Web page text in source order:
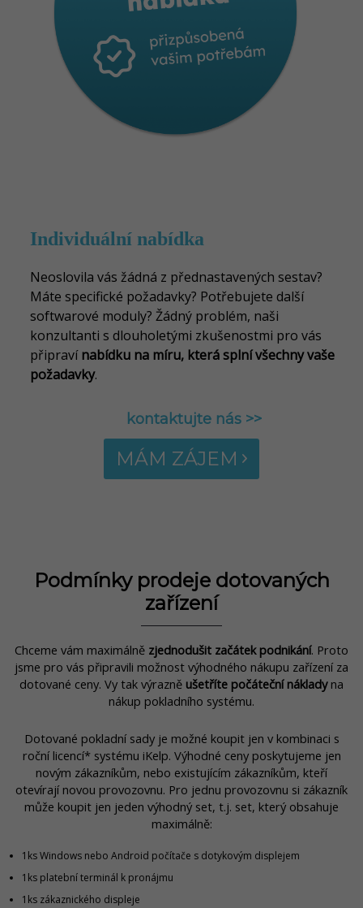
Individuální nabídka
Neoslovila vás žádná z přednastavených sestav?
Máte specifické požadavky? Potřebujete další
softwarové moduly? Žádný problém, naši
konzultanti s dlouholetými zkušenostmi pro vás
připravínabídku na míru, která splní všechny vaše
požadavky.
kontaktujte nás >>
MÁM ZÁJEM
Podmínky prodeje dotovaných
zařízení
Chceme vám maximálně zjednodušit začátek podnikání. Proto
jsme pro vás připravili možnost výhodného nákupu zařízení za
dotované ceny. Vy tak výrazně ušetříte počáteční nákladyna
nákup pokladního systému.
Dotované pokladní sady je možné koupit jen v kombinaci s
roční licencí* systému iKelp. Výhodné ceny poskytujeme jen
novým zákazníkům, nebo existujícím zákazníkům, kteří
otevírají novou provozovnu. Pro jednu provozovnu si zákazník
může koupit jen jeden výhodný set, t.j. set, který obsahuje
maximálně:
1ks Windows nebo Android počítače s dotykovým displejem
1ks platební terminál k pronájmu
1ks zákaznického displeje